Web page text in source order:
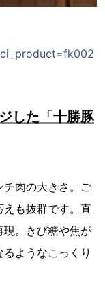
した「十勝豚
肉の大きさ。ご
も抜群です。直
現。きび糖や焦が
ようなこっくり